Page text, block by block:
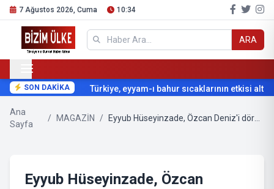
7 Ağustos 2026, Cuma 10:34
ARA
SON DAKİKA Türkiye, eyyam-ı bahur sıcaklarının etkisi
Ana
Sayfa
/ MAGAZİN / Eyyub Hüseyinzade, Özcan Deniz'i dördüncü kez Bakü'ye getirdi
Eyyub Hüseyinzade, Özcan